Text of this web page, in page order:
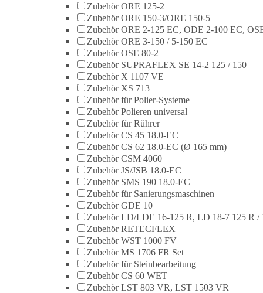
Zubehör ORE 125-2
Zubehör ORE 150-3/ORE 150-5
Zubehör ORE 2-125 EC, ODE 2-100 EC,
Zubehör ORE 3-150 / 5-150 EC
Zubehör OSE 80-2
Zubehör SUPRAFLEX SE 14-2 125 / 150
Zubehör X 1107 VE
Zubehör XS 713
Zubehör für Polier-Systeme
Zubehör Polieren universal
Zubehör für Rührer
Zubehör CS 45 18.0-EC
Zubehör CS 62 18.0-EC (Ø 165 mm)
Zubehör CSM 4060
Zubehör JS/JSB 18.0-EC
Zubehör SMS 190 18.0-EC
Zubehör für Sanierungsmaschinen
Zubehör GDE 10
Zubehör LD/LDE 16-125 R, LD 18-7 125 R /
Zubehör RETECFLEX
Zubehör WST 1000 FV
Zubehör MS 1706 FR Set
Zubehör für Steinbearbeitung
Zubehör CS 60 WET
Zubehör LST 803 VR, LST 1503 VR